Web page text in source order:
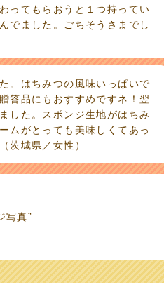
ってもらおうと１つ持ってい
でました。ごちそうさまでし
。はちみつの風味いっぱいで
答品にもおすすめですネ！翌
した。スポンジ生地がはちみ
ムがとっても美味しくてあっ
茨城県／女性）